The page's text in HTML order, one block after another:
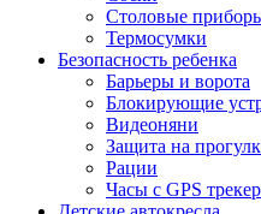
Столовые
Термосумки
Безопасность ребенка
Барьеры и ворота
Блокирующие
Видеоняни
Защита на
Рации
Часы с GPS